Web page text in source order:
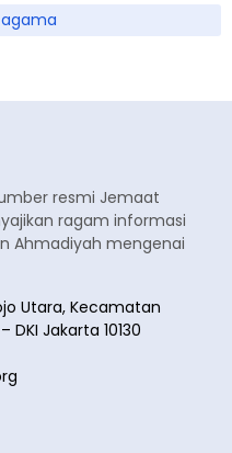
agama
resmi Jemaat
ragam informasi
Ahmadiyah mengenai
Utara, Kecamatan
Jakarta 10130